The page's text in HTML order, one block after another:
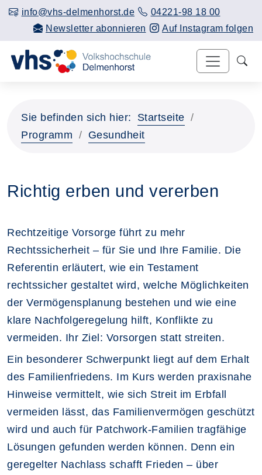
info@vhs-delmenhorst.de
04221-98 18 00
Newsletter abonnieren
Auf Instagram folgen
Sie befinden sich hier:
Startseite
Programm
Gesundheit
Richtig erben und vererben
Rechtzeitige Vorsorge führt zu mehr
Rechtssicherheit – für Sie und Ihre Familie. Die
Referentin erläutert, wie ein Testament
rechtssicher gestaltet wird, welche Möglichkeiten
der Vermögensplanung bestehen und wie eine
klare Nachfolgeregelung hilft, Konflikte zu
vermeiden. Ihr Ziel: Vorsorgen statt streiten.
Ein besonderer Schwerpunkt liegt auf dem Erhalt
des Familienfriedens. Im Kurs werden praxisnahe
Hinweise vermittelt, wie sich Streit im Erbfall
vermeiden lässt, das Familienvermögen geschützt
wird und auch für Patchwork-Familien tragfähige
Lösungen gefunden werden können. Denn ein
geregelter Nachlass schafft Frieden – über